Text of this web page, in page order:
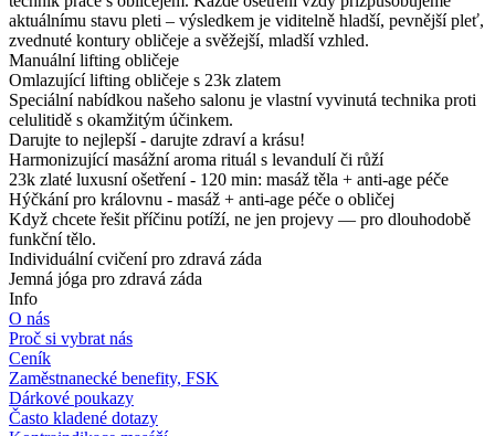
aktuálnímu stavu pleti – výsledkem je viditelně hladší, pevnější pleť,
zvednuté kontury obličeje a svěžejší, mladší vzhled.
Manuální lifting obličeje
Omlazující lifting obličeje s 23k zlatem
Speciální nabídkou našeho salonu je vlastní vyvinutá technika proti
celulitidě s okamžitým účinkem.
Darujte to nejlepší - darujte zdraví a krásu!
Harmonizující masážní aroma rituál s levandulí či růží
23k zlaté luxusní ošetření - 120 min: masáž těla + anti-age péče
Hýčkání pro královnu - masáž + anti-age péče o obličej
Když chcete řešit příčinu potíží, ne jen projevy — pro dlouhodobě
funkční tělo.
Individuální cvičení pro zdravá záda
Jemná jóga pro zdravá záda
Info
O nás
Proč si vybrat nás
Ceník
Zaměstnanecké benefity, FSK
Dárkové poukazy
Často kladené dotazy